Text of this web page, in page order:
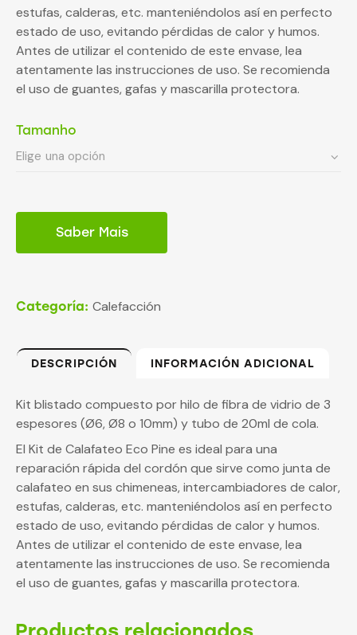
estufas, calderas, etc. manteniéndolos así en perfecto
estado de uso, evitando pérdidas de calor y humos.
Antes de utilizar el contenido de este envase, lea
atentamente las instrucciones de uso. Se recomienda
el uso de guantes, gafas y mascarilla protectora.
Tamanho
Saber Mais
Categoría: Calefacción
DESCRIPCIÓN INFORMACIÓN ADICIONAL
Kit blistado compuesto por hilo de fibra de vidrio de 3
espesores (Ø6, Ø8 o 10mm) y tubo de 20ml de cola.
El Kit de Calafateo Eco Pine es ideal para una
reparación rápida del cordón que sirve como junta de
calafateo en sus chimeneas, intercambiadores de calor,
estufas, calderas, etc. manteniéndolos así en perfecto
estado de uso, evitando pérdidas de calor y humos.
Antes de utilizar el contenido de este envase, lea
atentamente las instrucciones de uso. Se recomienda
el uso de guantes, gafas y mascarilla protectora.